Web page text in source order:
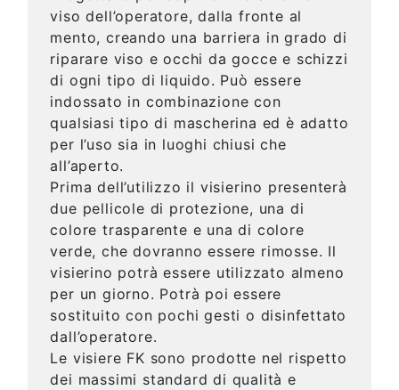
viso dell’operatore, dalla fronte al
mento, creando una barriera in grado di
riparare viso e occhi da gocce e schizzi
di ogni tipo di liquido. Può essere
indossato in combinazione con
qualsiasi tipo di mascherina ed è adatto
per l’uso sia in luoghi chiusi che
all’aperto.
Prima dell’utilizzo il visierino presenterà
due pellicole di protezione, una di
colore trasparente e una di colore
verde, che dovranno essere rimosse. Il
visierino potrà essere utilizzato almeno
per un giorno. Potrà poi essere
sostituito con pochi gesti o disinfettato
dall’operatore.
Le visiere FK sono prodotte nel rispetto
dei massimi standard di qualità e